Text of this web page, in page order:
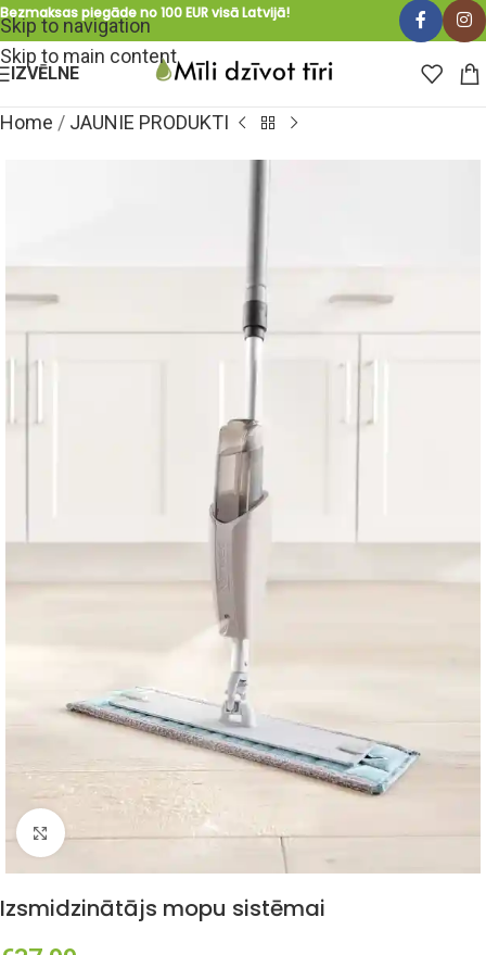
Skip to navigation
Skip to main content
Bezmaksas piegāde no 100 EUR visā Latvijā!
IZVĒLNE
Home / JAUNIE PRODUKTI
Click to enlarge
Izsmidzinātājs mopu sistēmai